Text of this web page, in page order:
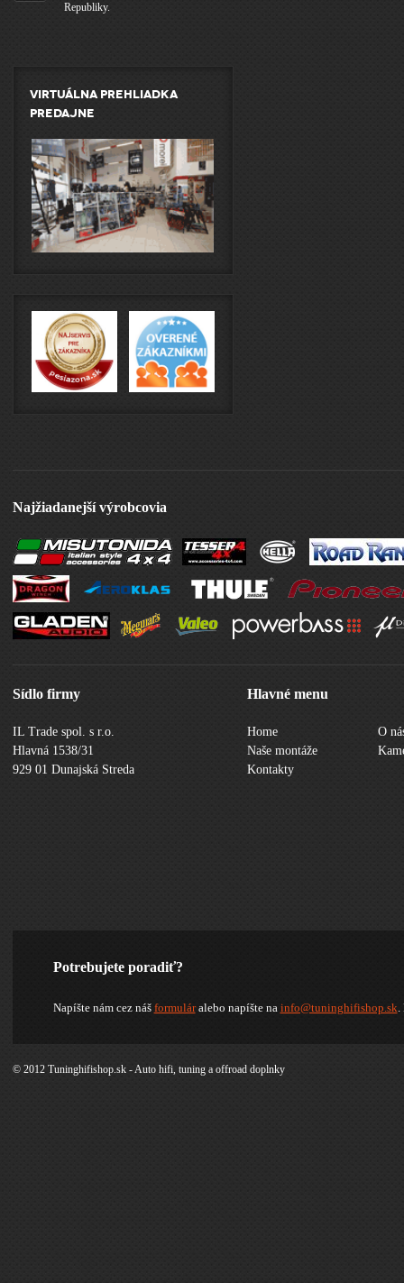
Republiky.
Virtuálna prehliadka
predajne
Najžiadanejší výrobcovia
Sídlo firmy
IL Trade spol. s r.o.
Hlavná 1538/31
929 01 Dunajská Streda
Hlavné menu
Home
O
Naše montáže
Kontakty
Potrebujete poradiť?
Napíšte nám cez náš formuláralebo napíšte na info@tuninghifishop.sk.
© 2012 Tuninghifishop.sk - Auto hifi, tuning a offroad doplnky